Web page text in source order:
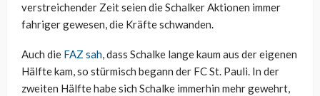
verstreichender Zeit seien die Schalker Aktionen immer
fahriger gewesen, die Kräfte schwanden.
Auch die FAZ sah, dass Schalke lange kaum aus der eigenen
Hälfte kam, so stürmisch begann der FC St. Pauli. In der
zweiten Hälfte habe sich Schalke immerhin mehr gewehrt,